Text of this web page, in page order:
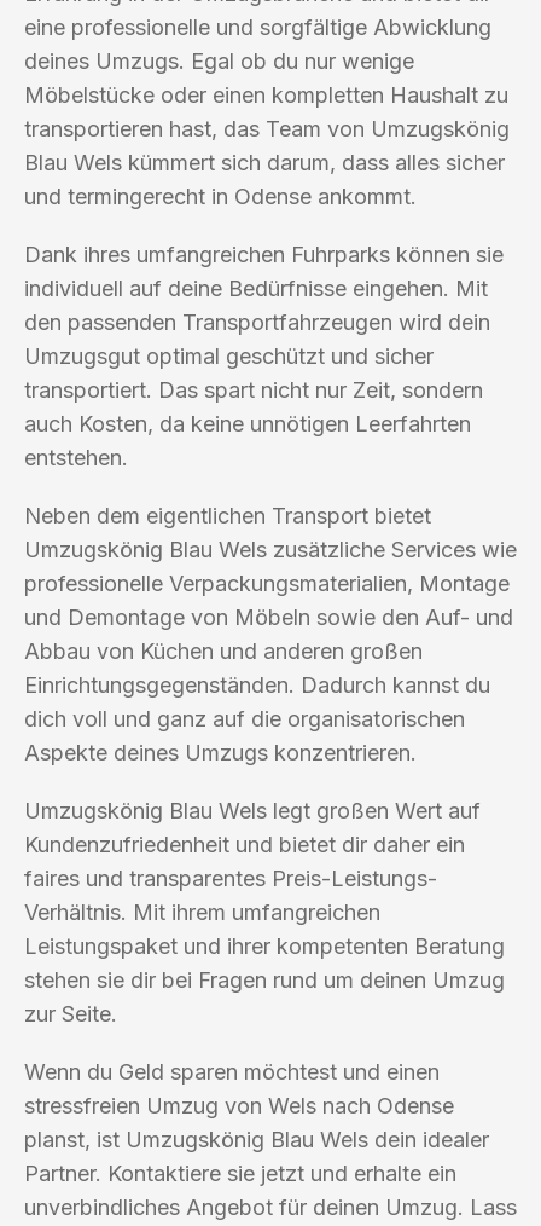
eine professionelle und sorgfältige Abwicklung
deines Umzugs. Egal ob du nur wenige
Möbelstücke oder einen kompletten Haushalt zu
transportieren hast, das Team von Umzugskönig
Blau Wels kümmert sich darum, dass alles sicher
und termingerecht in Odense ankommt.
Dank ihres umfangreichen Fuhrparks können sie
individuell auf deine Bedürfnisse eingehen. Mit
den passenden Transportfahrzeugen wird dein
Umzugsgut optimal geschützt und sicher
transportiert. Das spart nicht nur Zeit, sondern
auch Kosten, da keine unnötigen Leerfahrten
entstehen.
Neben dem eigentlichen Transport bietet
Umzugskönig Blau Wels zusätzliche Services wie
professionelle Verpackungsmaterialien, Montage
und Demontage von Möbeln sowie den Auf- und
Abbau von Küchen und anderen großen
Einrichtungsgegenständen. Dadurch kannst du
dich voll und ganz auf die organisatorischen
Aspekte deines Umzugs konzentrieren.
Umzugskönig Blau Wels legt großen Wert auf
Kundenzufriedenheit und bietet dir daher ein
faires und transparentes Preis-Leistungs-
Verhältnis. Mit ihrem umfangreichen
Leistungspaket und ihrer kompetenten Beratung
stehen sie dir bei Fragen rund um deinen Umzug
zur Seite.
Wenn du Geld sparen möchtest und einen
stressfreien Umzug von Wels nach Odense
planst, ist Umzugskönig Blau Wels dein idealer
Partner. Kontaktiere sie jetzt und erhalte ein
unverbindliches Angebot für deinen Umzug. Lass